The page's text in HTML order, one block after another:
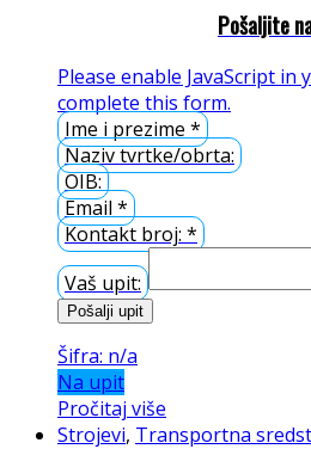
Pošaljite
Please enable JavaScript
complete this form.
Ime i prezime *
Naziv tvrtke/obrta:
OIB:
Email *
Kontakt broj: *
Vaš upit:
Pošalji upit
Šifra: n/a
Na upit
Pročitaj više
Strojevi, Transportna